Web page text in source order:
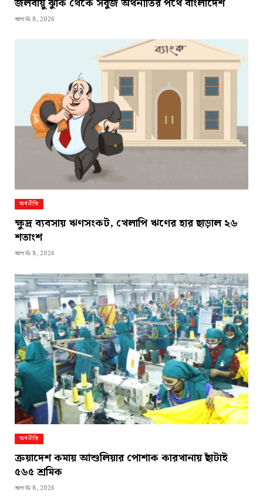
আগস্ট 8, 2026
অর্থনীতি
ক্ষুদ্র ব্যবসায় ঋণসংকট, খেলাপি ঋণের হার ছাড়াল ২৬
শতাংশ
আগস্ট 8, 2026
অর্থনীতি
ক্রয়াদেশ কমায় আশুলিয়ার পোশাক কারখানায় ছাঁটাই
৫৬৫ শ্রমিক
আগস্ট 8, 2026